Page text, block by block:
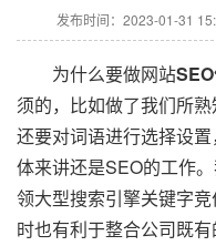
发布时间：2023-01-31
为什么要做网站
须的，比如做了我们所
还要对词语进行选择设
体来讲还是SEO的工作
领大型搜索引擎关键字
时也有利于整合公司既